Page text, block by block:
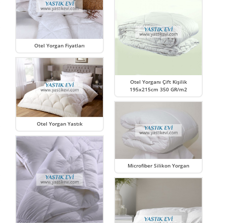
Otel Yorgan Fiyatları
Otel Yorgan Yastık
Otel Yorganı Çift Kişilik
195x215cm 350 GR/m2
Microfiber Silikon Yorgan